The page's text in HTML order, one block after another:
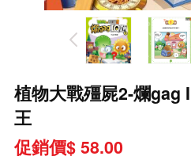
植物大戰殭屍2-爛gag
王
促銷價$ 58.00